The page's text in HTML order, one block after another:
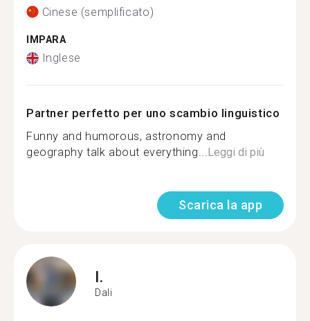
Cinese (semplificato)
IMPARA
Inglese
Partner perfetto per uno scambio linguistico
Funny and humorous, astronomy and
geography talk about everything...Leggi di più
Scarica la app
I.
Dali